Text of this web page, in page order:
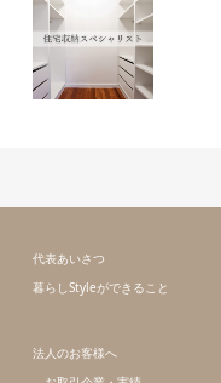
代表あいさつ
暮らしStyleができること
法人のお客様へ